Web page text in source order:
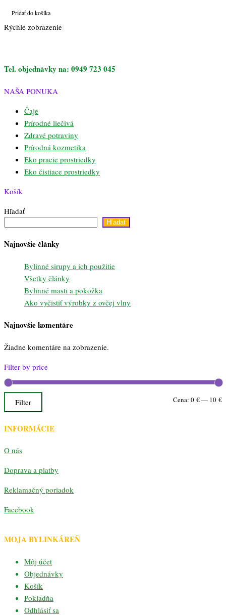
Pridať do košíka
Rýchle zobrazenie
Tel. objednávky na: 0949 723 045
NAŠA PONUKA
Čaje
Prírodné liečivá
Zdravé potraviny
Prírodná kozmetika
Eko pracie prostriedky
Eko čistiace prostriedky
Košík
Hľadať
Hľadať
Najnovšie články
Bylinné sirupy a ich použitie
Všetky články
Bylinné masti a pokožka
Ako vyčistiť výrobky z ovčej vlny
Najnovšie komentáre
Žiadne komentáre na zobrazenie.
Filter by price
Filter Cena: 0 €— 10 €
INFORMÁCIE
O nás
Doprava a platby
Reklamačný poriadok
Facebook
MOJA BYLINKÁREŇ
Môj účet
Objednávky
Košík
Pokladňa
Odhlásiť sa